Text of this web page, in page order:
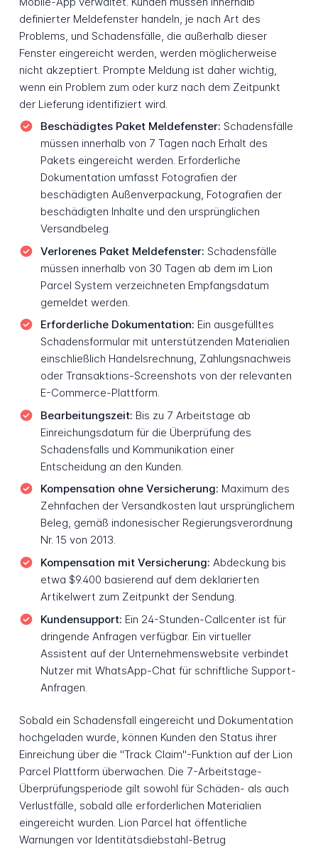
definierter Meldefenster handeln, je nach Art des
Problems, und Schadensfälle, die außerhalb dieser
Fenster eingereicht werden, werden möglicherweise
nicht akzeptiert. Prompte Meldung ist daher wichtig,
wenn ein Problem zum oder kurz nach dem Zeitpunkt
der Lieferung identifiziert wird.
Beschädigtes Paket Meldefenster: Schadensfälle
müssen innerhalb von 7 Tagen nach Erhalt des
Pakets eingereicht werden. Erforderliche
Dokumentation umfasst Fotografien der
beschädigten Außenverpackung, Fotografien der
beschädigten Inhalte und den ursprünglichen
Versandbeleg.
Verlorenes Paket Meldefenster: Schadensfälle
müssen innerhalb von 30 Tagen ab dem im Lion
Parcel System verzeichneten Empfangsdatum
gemeldet werden.
Erforderliche Dokumentation: Ein ausgefülltes
Schadensformular mit unterstützenden Materialien
einschließlich Handelsrechnung, Zahlungsnachweis
oder Transaktions-Screenshots von der relevanten
E-Commerce-Plattform.
Bearbeitungszeit: Bis zu 7 Arbeitstage ab
Einreichungsdatum für die Überprüfung des
Schadensfalls und Kommunikation einer
Entscheidung an den Kunden.
Kompensation ohne Versicherung: Maximum des
Zehnfachen der Versandkosten laut ursprünglichem
Beleg, gemäß indonesischer Regierungsverordnung
Nr. 15 von 2013.
Kompensation mit Versicherung: Abdeckung bis
etwa $9.400 basierend auf dem deklarierten
Artikelwert zum Zeitpunkt der Sendung.
Kundensupport: Ein 24-Stunden-Callcenter ist für
dringende Anfragen verfügbar. Ein virtueller
Assistent auf der Unternehmenswebsite verbindet
Nutzer mit WhatsApp-Chat für schriftliche Support-
Anfragen.
Sobald ein Schadensfall eingereicht und Dokumentation
hochgeladen wurde, können Kunden den Status ihrer
Einreichung über die "Track Claim"-Funktion auf der Lion
Parcel Plattform überwachen. Die 7-Arbeitstage-
Überprüfungsperiode gilt sowohl für Schäden- als auch
Verlustfälle, sobald alle erforderlichen Materialien
eingereicht wurden. Lion Parcel hat öffentliche
Warnungen vor Identitätsdiebstahl-Betrug